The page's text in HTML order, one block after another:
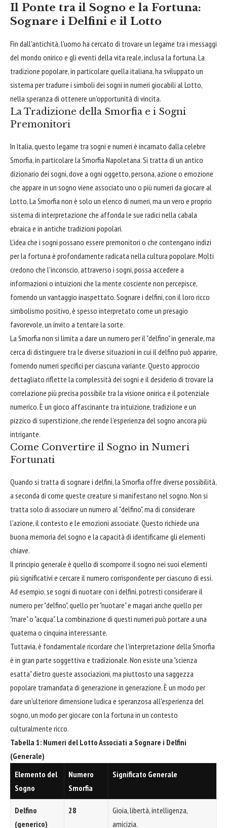
Il Ponte tra il Sogno e la Fortuna:
Sognare i Delfini e il Lotto
Fin dall'antichità, l'uomo ha cercato di trovare un legame tra i messaggi
del mondo onirico e gli eventi della vita reale, inclusa la fortuna. La
tradizione popolare, in particolare quella italiana, ha sviluppato un
sistema per tradurre i simboli dei sogni in numeri giocabili al Lotto,
nella speranza di ottenere un'opportunità di vincita.
La Tradizione della Smorfia e i Sogni
Premonitori
In Italia, questo legame tra sogni e numeri è incarnato dalla celebre
Smorfia, in particolare la Smorfia Napoletana. Si tratta di un antico
dizionario dei sogni, dove a ogni oggetto, persona, azione o emozione
che appare in un sogno viene associato uno o più numeri da giocare al
Lotto. La Smorfia non è solo un elenco di numeri, ma un vero e proprio
sistema di interpretazione che affonda le sue radici nella cabala
ebraica e in antiche tradizioni popolari.
L'idea che i sogni possano essere premonitori o che contengano indizi
per la fortuna è profondamente radicata nella cultura popolare. Molti
credono che l'inconscio, attraverso i sogni, possa accedere a
informazioni o intuizioni che la mente cosciente non percepisce,
fornendo un vantaggio inaspettato. Sognare i delfini, con il loro ricco
simbolismo positivo, è spesso interpretato come un presagio
favorevole, un invito a tentare la sorte.
La Smorfia non si limita a dare un numero per il "delfino" in generale, ma
cerca di distinguere tra le diverse situazioni in cui il delfino può apparire,
fornendo numeri specifici per ciascuna variante. Questo approccio
dettagliato riflette la complessità dei sogni e il desiderio di trovare la
correlazione più precisa possibile tra la visione onirica e il potenziale
numerico. È un gioco affascinante tra intuizione, tradizione e un
pizzico di superstizione, che rende l'esperienza del sogno ancora più
intrigante.
Come Convertire il Sogno in Numeri
Fortunati
Quando si tratta di sognare i delfini, la Smorfia offre diverse possibilità,
a seconda di come queste creature si manifestano nel sogno. Non si
tratta solo di associare un numero al "delfino", ma di considerare
l'azione, il contesto e le emozioni associate. Questo richiede una
buona memoria del sogno e la capacità di identificarne gli elementi
chiave.
Il principio generale è quello di scomporre il sogno nei suoi elementi
più significativi e cercare il numero corrispondente per ciascuno di essi.
Ad esempio, se sogni di nuotare con i delfini, potresti considerare il
numero per "delfino", quello per "nuotare" e magari anche quello per
"mare" o "acqua". La combinazione di questi numeri può portare a una
quaterna o cinquina interessante.
Tuttavia, è fondamentale ricordare che l'interpretazione della Smorfia
è in gran parte soggettiva e tradizionale. Non esiste una "scienza
esatta" dietro queste associazioni, ma piuttosto una saggezza
popolare tramandata di generazione in generazione. È un modo per
dare un'ulteriore dimensione ludica e speranzosa all'esperienza del
sogno, un modo per giocare con la fortuna in un contesto
culturalmente ricco.
Tabella 1: Numeri del Lotto Associati a Sognare i Delfini
(Generale)
Elemento del
Sogno
Numero
Smorfia
Significato Generale
Delfino
(generico)
28
Gioia, libertà, intelligenza,
amicizia.